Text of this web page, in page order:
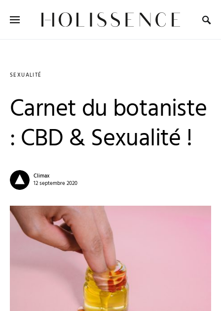
SEXUALITÉ
Carnet du botaniste
: CBD & Sexualité !
Climax
12 septembre 2020